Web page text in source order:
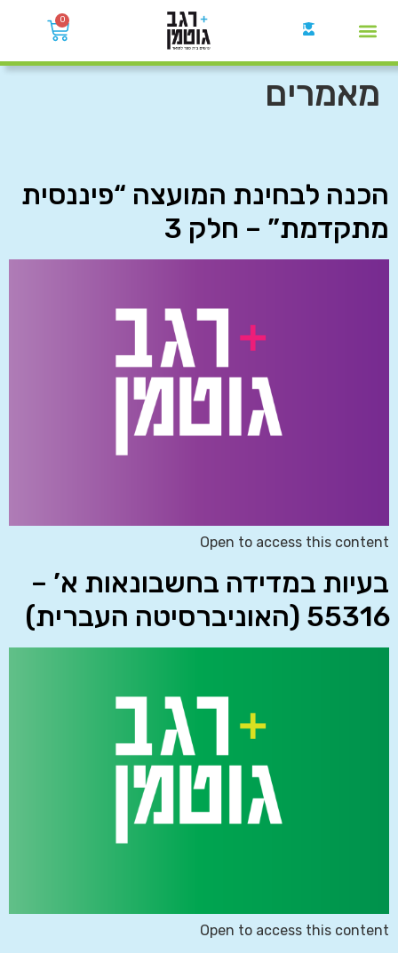
0
מאמרים
הכנה לבחינת המועצה “פיננסית
מתקדמת” – חלק 3
Open to access this content
בעיות במדידה בחשבונאות א’ –
55316 (האוניברסיטה העברית)
Open to access this content